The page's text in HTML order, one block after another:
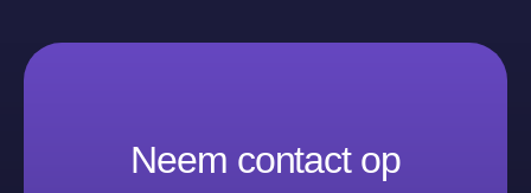
Neem contact op